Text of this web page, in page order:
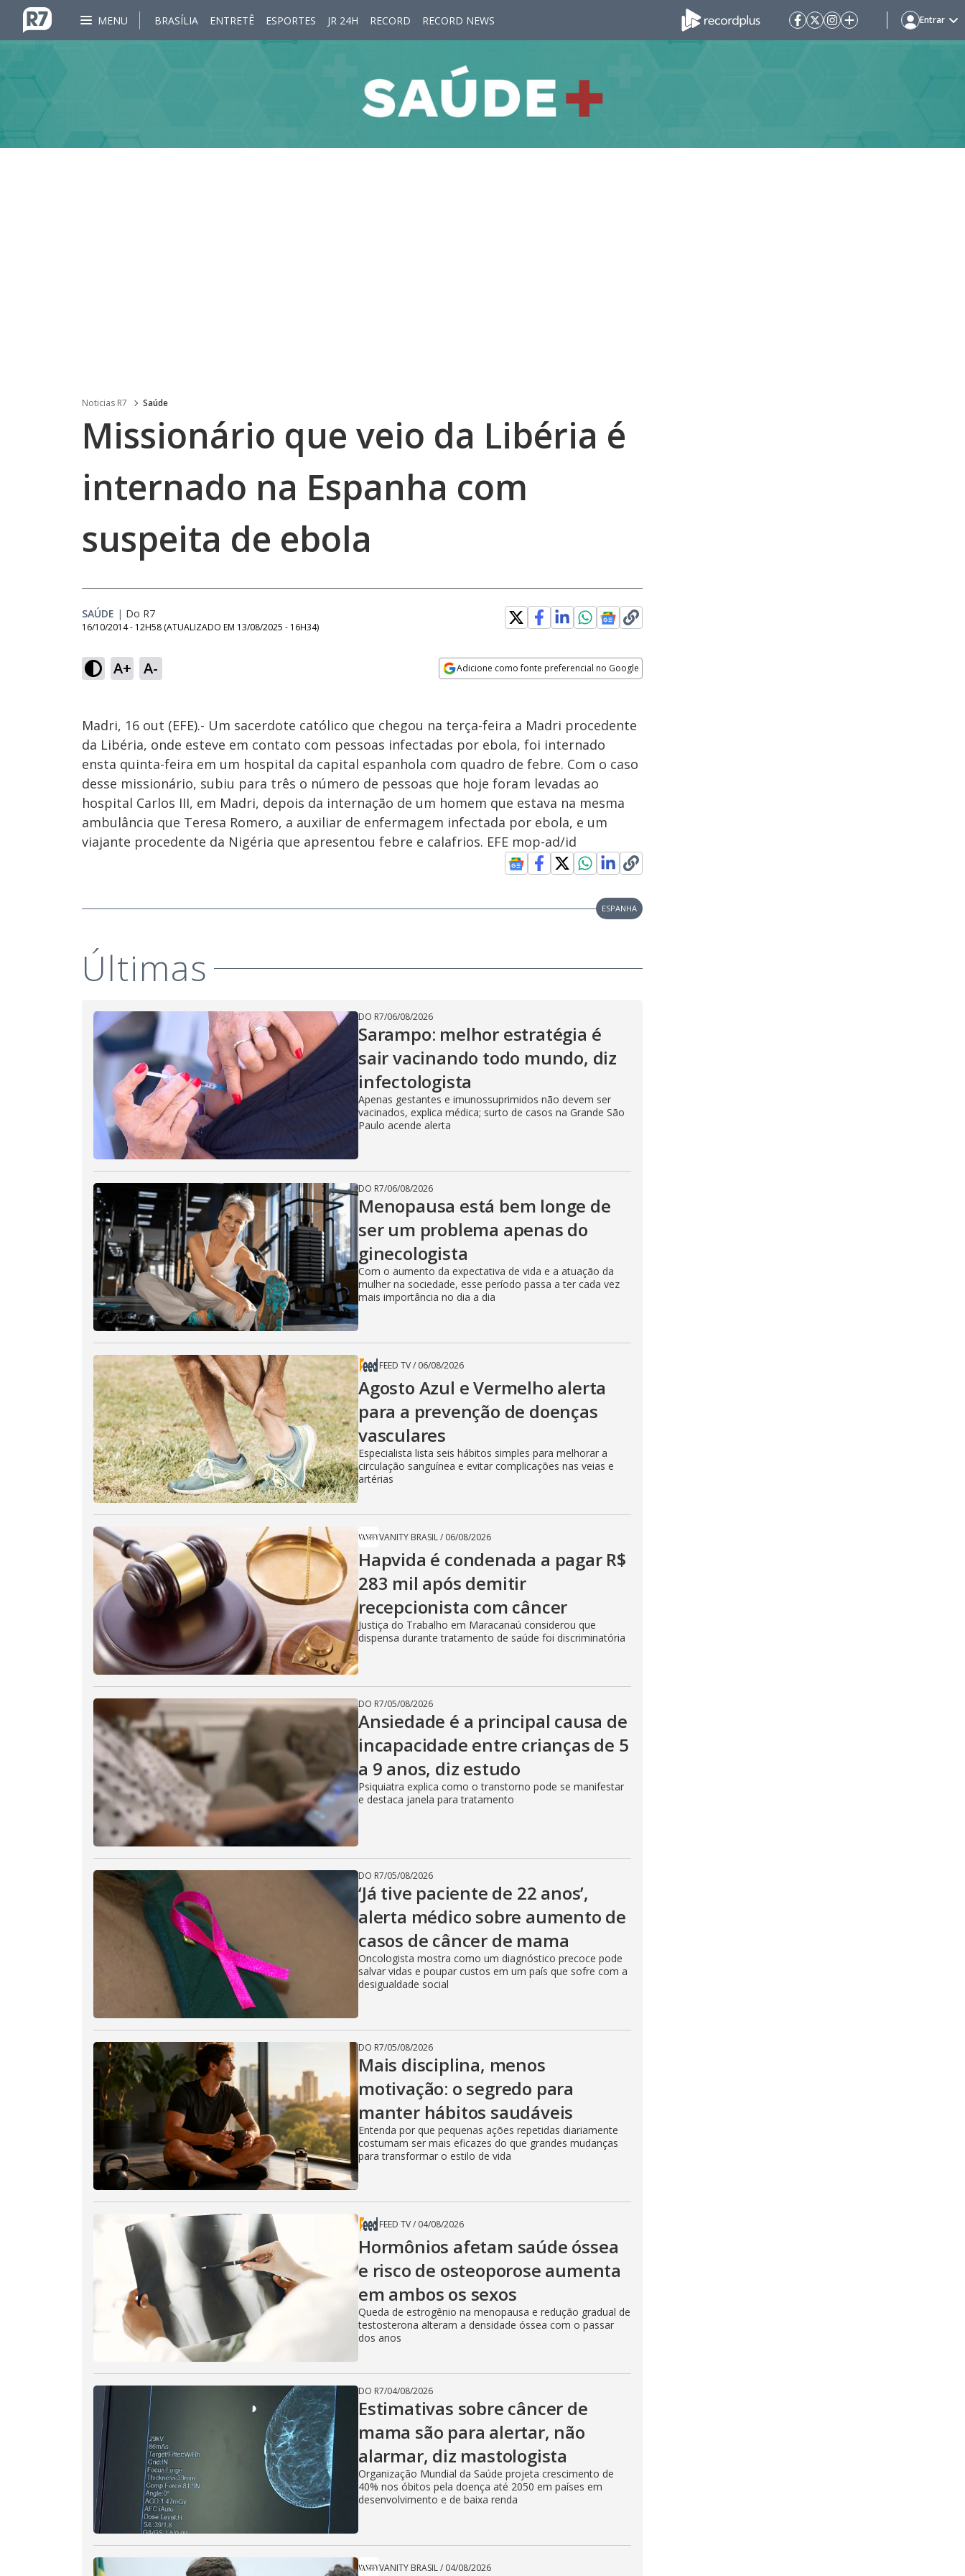
MENU BRASÍLIA ENTRETÊ ESPORTES JR 24H RECORD RECORD NEWS Entrar
Noticias R7 Saúde
Missionário que veio da Libéria é
internado na Espanha com
suspeita de ebola
SAÚDE | Do R7
16/10/2014 - 12H58 (ATUALIZADO EM 13/08/2025 - 16H34)
A+ A- Adicione como fonte preferencial no Google
Madri, 16 out (EFE).- Um sacerdote católico que chegou na terça-feira a Madri procedente
da Libéria, onde esteve em contato com pessoas infectadas por ebola, foi internado
ensta quinta-feira em um hospital da capital espanhola com quadro de febre. Com o caso
desse missionário, subiu para três o número de pessoas que hoje foram levadas ao
hospital Carlos III, em Madri, depois da internação de um homem que estava na mesma
ambulância que Teresa Romero, a auxiliar de enfermagem infectada por ebola, e um
viajante procedente da Nigéria que apresentou febre e calafrios. EFE mop-ad/id
ESPANHA
Últimas
DO R7/06/08/2026
Sarampo: melhor estratégia é
sair vacinando todo mundo, diz
infectologista
Apenas gestantes e imunossuprimidos não devem ser
vacinados, explica médica; surto de casos na Grande São
Paulo acende alerta
DO R7/06/08/2026
Menopausa está bem longe de
ser um problema apenas do
ginecologista
Com o aumento da expectativa de vida e a atuação da
mulher na sociedade, esse período passa a ter cada vez
mais importância no dia a dia
FEED TV/ 06/08/2026
Agosto Azul e Vermelho alerta
para a prevenção de doenças
vasculares
Especialista lista seis hábitos simples para melhorar a
circulação sanguínea e evitar complicações nas veias e
artérias
VANITY BRASIL/ 06/08/2026
Hapvida é condenada a pagar R$
283 mil após demitir
recepcionista com câncer
Justiça do Trabalho em Maracanaú considerou que
dispensa durante tratamento de saúde foi discriminatória
DO R7/05/08/2026
Ansiedade é a principal causa de
incapacidade entre crianças de 5
a 9 anos, diz estudo
Psiquiatra explica como o transtorno pode se manifestar
e destaca janela para tratamento
DO R7/05/08/2026
‘Já tive paciente de 22 anos’,
alerta médico sobre aumento de
casos de câncer de mama
Oncologista mostra como um diagnóstico precoce pode
salvar vidas e poupar custos em um país que sofre com a
desigualdade social
DO R7/05/08/2026
Mais disciplina, menos
motivação: o segredo para
manter hábitos saudáveis
Entenda por que pequenas ações repetidas diariamente
costumam ser mais eficazes do que grandes mudanças
para transformar o estilo de vida
FEED TV/ 04/08/2026
Hormônios afetam saúde óssea
e risco de osteoporose aumenta
em ambos os sexos
Queda de estrogênio na menopausa e redução gradual de
testosterona alteram a densidade óssea com o passar
dos anos
DO R7/04/08/2026
Estimativas sobre câncer de
mama são para alertar, não
alarmar, diz mastologista
Organização Mundial da Saúde projeta crescimento de
40% nos óbitos pela doença até 2050 em países em
desenvolvimento e de baixa renda
VANITY BRASIL/ 04/08/2026